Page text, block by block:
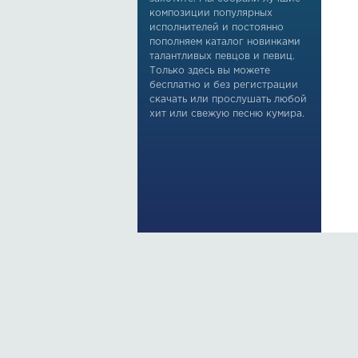
композиции популярных
исполнителей и постоянно
пополняем каталог новинками
талантливых певцов и певиц.
Только здесь вы можете
бесплатно и без регистрации
скачать или прослушать любой
хит или свежую песню кумира.